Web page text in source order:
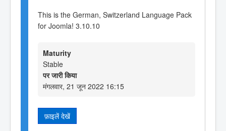
This is the German, Switzerland Language Pack
for Joomla! 3.10.10
Maturity
Stable
पर जारी किया
मंगलवार, 21 जून 2022 16:15
फ़ाइलें देखें